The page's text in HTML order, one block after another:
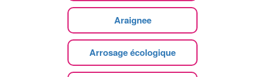
Araignee
Arrosage écologique